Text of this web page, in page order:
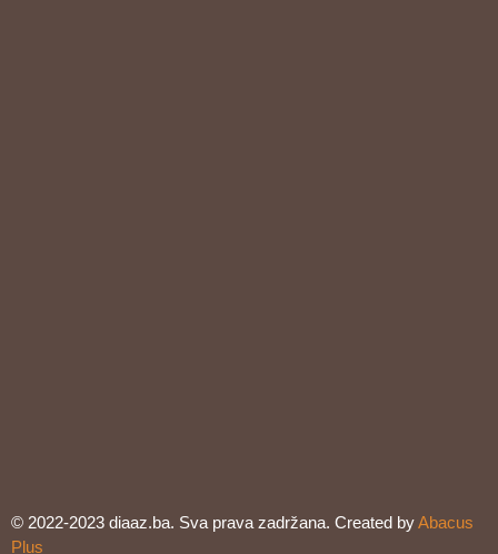
© 2022-2023 diaaz.ba. Sva prava zadržana. Created byAbacus
Plus